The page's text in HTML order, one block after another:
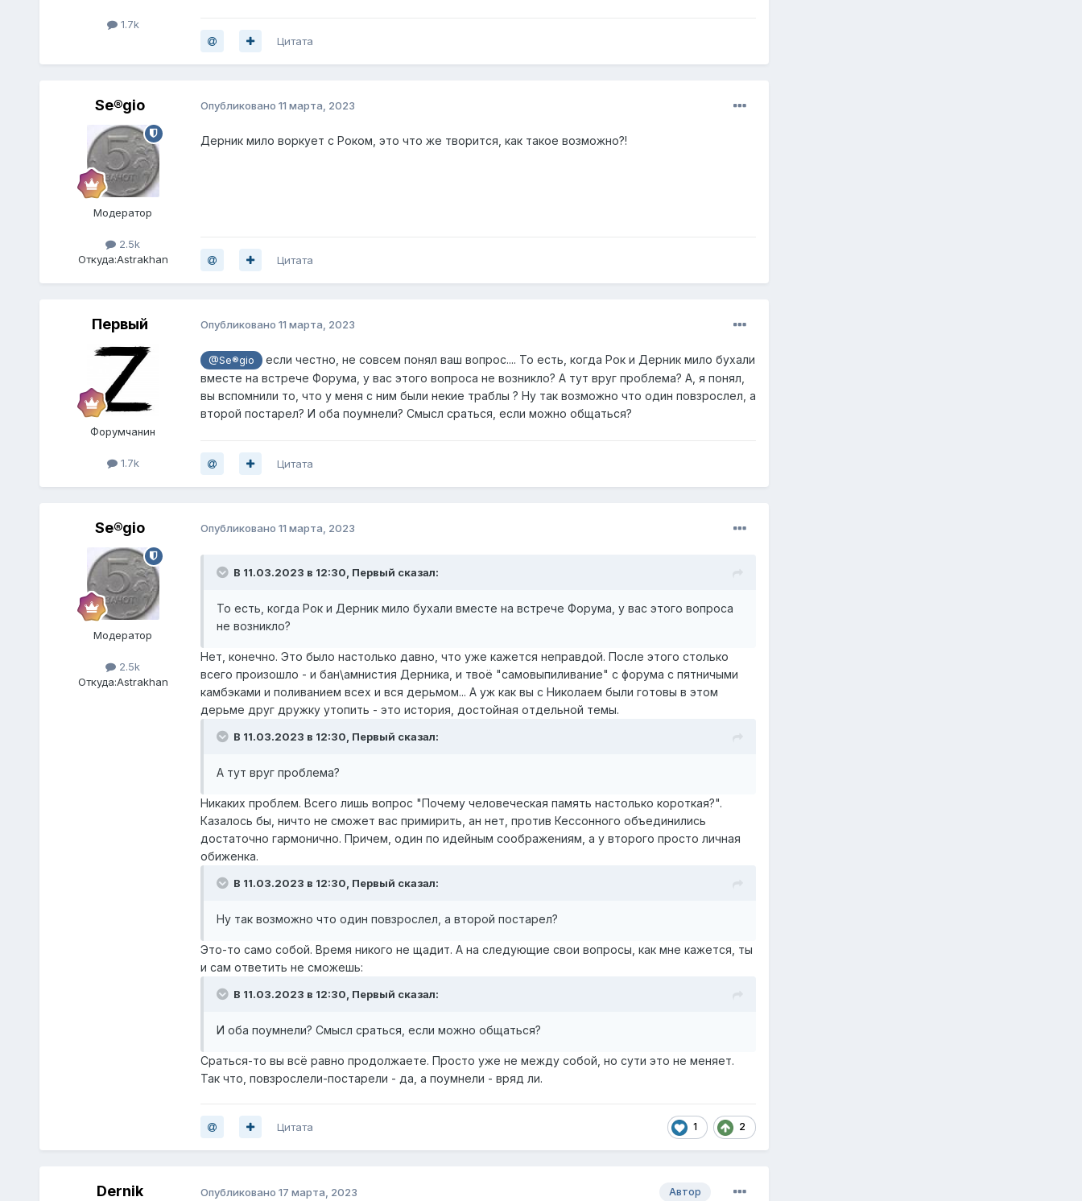
1.7k
Цитата
Se®gio
Модератор
2.5k
Откуда:Astrakhan
Опубликовано 11 марта, 2023
Дерник мило воркует с Роком, это что же творится, как такое возможно?!
Цитата
Первый
Форумчанин
1.7k
Опубликовано 11 марта, 2023
@Se®gio
если честно, не совсем понял ваш вопрос.... То есть, когда Рок и Дерник мило бухали
вместе на встрече Форума, у вас этого вопроса не возникло? А тут вруг проблема? А, я понял,
вы вспомнили то, что у меня с ним были некие траблы ? Ну так возможно что один повзрослел, а
второй постарел? И оба поумнели? Смысл сраться, если можно общаться?
Цитата
Se®gio
Модератор
2.5k
Откуда:Astrakhan
Опубликовано 11 марта, 2023
В 11.03.2023 в 12:30, Первый сказал:
То есть, когда Рок и Дерник мило бухали вместе на встрече Форума, у вас этого вопроса
не возникло?
Нет, конечно. Это было настолько давно, что уже кажется неправдой. После этого столько
всего произошло - и бан\амнистия Дерника, и твоё "самовыпиливание" с форума с пятничыми
камбэками и поливанием всех и вся дерьмом... А уж как вы с Николаем были готовы в этом
дерьме друг дружку утопить - это история, достойная отдельной темы.
В 11.03.2023 в 12:30, Первый сказал:
А тут вруг проблема?
Никаких проблем. Всего лишь вопрос "Почему человеческая память настолько короткая?".
Казалось бы, ничто не сможет вас примирить, ан нет, против Кессонного объединились
достаточно гармонично. Причем, один по идейным соображениям, а у второго просто личная
обиженка.
В 11.03.2023 в 12:30, Первый сказал:
Ну так возможно что один повзрослел, а второй постарел?
Это-то само собой. Время никого не щадит. А на следующие свои вопросы, как мне кажется, ты
и сам ответить не сможешь:
В 11.03.2023 в 12:30, Первый сказал:
И оба поумнели? Смысл сраться, если можно общаться?
Сраться-то вы всё равно продолжаете. Просто уже не между собой, но сути это не меняет.
Так что, повзрослели-постарели - да, а поумнели - вряд ли.
1 2
Цитата
Dernik Автор
Опубликовано 17 марта, 2023